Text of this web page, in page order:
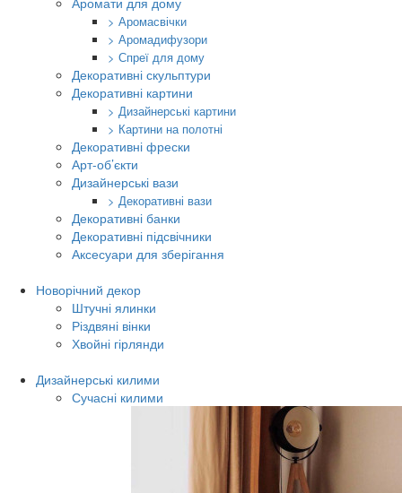
> Аромасвічки
> Аромадифузори
> Спреї для дому
Декоративні скульптури
Декоративні картини
> Дизайнерські картини
> Картини на полотні
Декоративні фрески
Арт-об’єкти
Дизайнерські вази
> Декоративні вази
Декоративні банки
Декоративні підсвічники
Аксесуари для зберігання
Новорічний декор
Штучні ялинки
Різдвяні вінки
Хвойні гірлянди
Дизайнерські килими
Сучасні килими